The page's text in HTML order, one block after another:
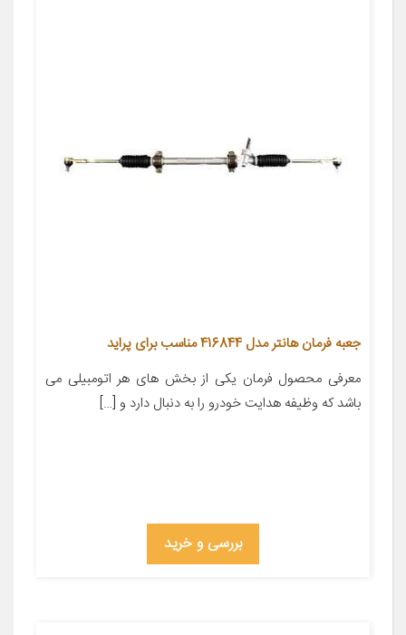
جعبه فرمان هانتر مدل 416844 مناسب برای پراید
معرفی محصول فرمان یکی از بخش های هر اتومبیلی می
باشد که وظیفه هدایت خودرو را به دنبال دارد و […]
بررسی و خرید